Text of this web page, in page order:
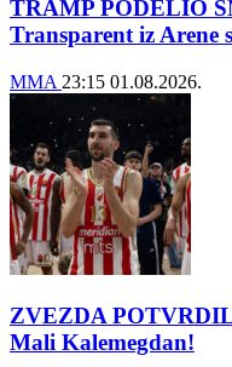
TRAMP PODELIO
Transparent iz Arene
MMA 23:15 01.08.2026.
ZVEZDA
Mali Kalemegdan!